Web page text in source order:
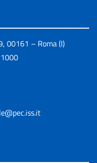
00161 – Roma (I)